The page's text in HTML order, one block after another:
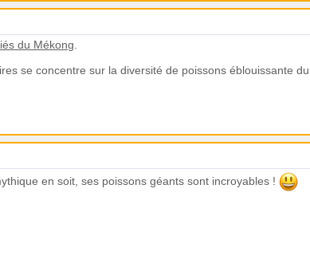
du Mékong
se concentre sur la diversité de poissons éblouissante
en soit, ses poissons géants sont incroyables !